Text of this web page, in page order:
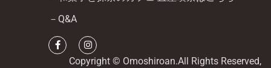
－Q&A
Copyright © Omoshiroan.All Rights Reserved,